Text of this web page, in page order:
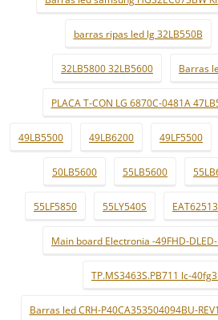
barras ripas led lg 32LB550B
32LB5800 32LB5600 Barras
PLACA T-CON LG 6870C-0481A
49LB5500 49LB6200 49LF5500
50LB5600 55LB5600
55LF5850 55LY540S
Main board Electronia -49FHD-
TP.MS3463S.PB711 lc-
Barras led CRH-P40CA353504094BU-